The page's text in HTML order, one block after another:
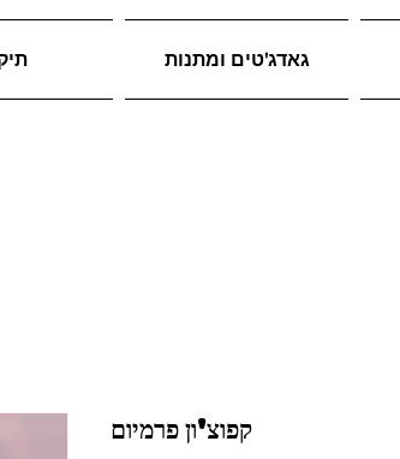
גאדג'טים ומתנות
קפוצ'ון פרמיום